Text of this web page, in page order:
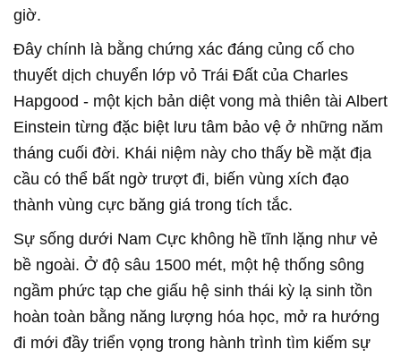
giờ.
Đây chính là bằng chứng xác đáng củng cố cho
thuyết dịch chuyển lớp vỏ Trái Đất của Charles
Hapgood - một kịch bản diệt vong mà thiên tài Albert
Einstein từng đặc biệt lưu tâm bảo vệ ở những năm
tháng cuối đời. Khái niệm này cho thấy bề mặt địa
cầu có thể bất ngờ trượt đi, biến vùng xích đạo
thành vùng cực băng giá trong tích tắc.
Sự sống dưới Nam Cực không hề tĩnh lặng như vẻ
bề ngoài. Ở độ sâu 1500 mét, một hệ thống sông
ngầm phức tạp che giấu hệ sinh thái kỳ lạ sinh tồn
hoàn toàn bằng năng lượng hóa học, mở ra hướng
đi mới đầy triển vọng trong hành trình tìm kiếm sự